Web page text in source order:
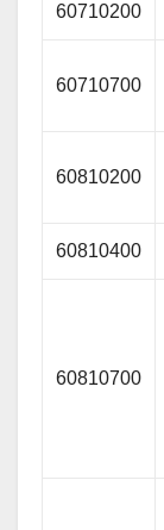
60710200
60710700
60810200
60810400
60810700